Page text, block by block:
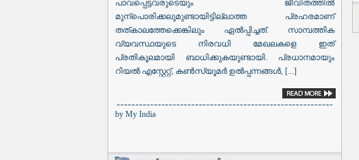
പാവപ്പെട്ടവരുടെയും ജീവിതത്തിൽ
മുന്പൊരിക്കലുമുണ്ടായിട്ടില്ലാത്ത പ്രഹരമാണ്
തത്കാലത്തേക്കെങ്കിലും ഏൽപ്പിച്ചത്. സാമ്പത്തിക
വ്യവസ്ഥയുടെ നിരവധി മേഖലകളെ ഇത്
പ്രതികൂലമായി ബാധിക്കുകയുണ്ടായി. പ്രധാനമായും
റിയൽ എസ്റ്റേറ്റ്, കൺസ്യൂമർ ഉൽപ്പന്നങ്ങൾ, [...]
by My India